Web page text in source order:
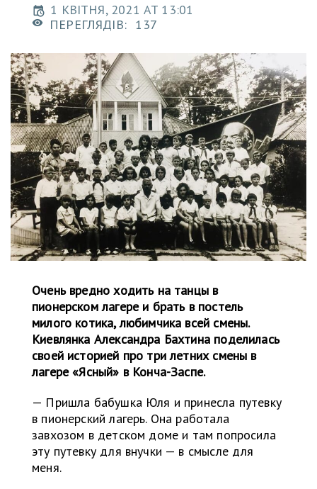
1 КВІТНЯ, 2021 AT 13:01
ПЕРЕГЛЯДІВ: 137
Очень вредно ходить на танцы в
пионерском лагере и брать в постель
милого котика, любимчика всей смены.
Киевлянка Александра Бахтина поделилась
своей историей про три летних смены в
лагере «Ясный» в Конча-Заспе.
— Пришла бабушка Юля и принесла путевку
в пионерский лагерь. Она работала
завхозом в детском доме и там попросила
эту путевку для внучки — в смысле для
меня.